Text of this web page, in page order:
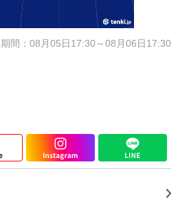
期間：08月05日17:30～08月06日17:30